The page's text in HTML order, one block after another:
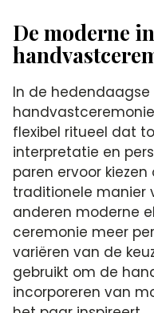
De moderne
In de
flexibel ritueel dat
interpretatie en
paren ervoor
traditionele manier
anderen moderne
ceremonie meer
variëren van de
gebruikt om de
incorporeren van